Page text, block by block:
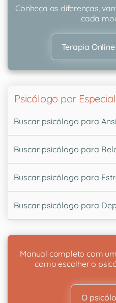
Conheça as diferenças,
cada
Terapia
Psicólogo por
Buscar psicólogo para
Buscar psicólogo para
Buscar psicólogo para
Buscar psicólogo para
Manual completo com
como escolher o
O